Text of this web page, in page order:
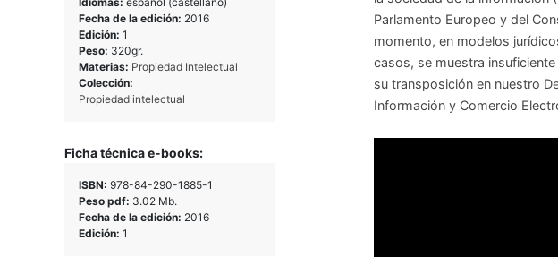
Fecha de la edición: 2016
Edición: 1
Peso: 320gr.
Materias: Propiedad Intelectual
Colección:
Propiedad intelectual
Ficha técnica e-books:
ISBN: 978-84-290-1885-1
Peso pdf: 3.02 Mb.
Fecha de la edición: 2016
Edición: 1
Parlamento Europeo y del
momento, en modelos
casos, se muestra
su transposición en nuestro
Información y Comercio